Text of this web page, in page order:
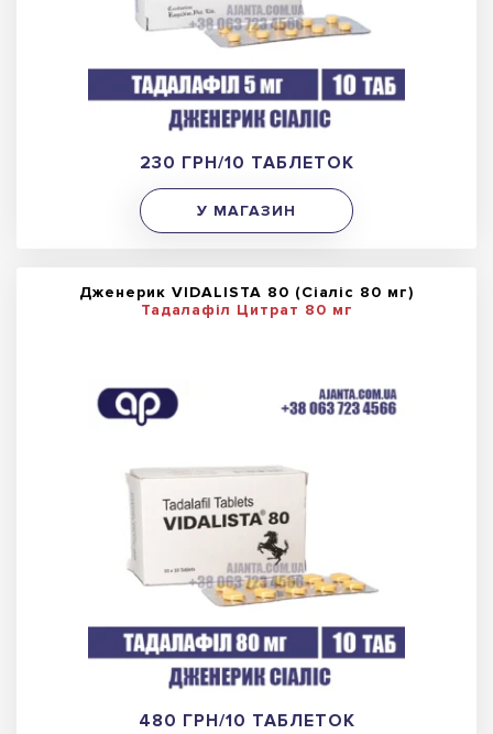
230 ГРН/10 ТАБЛЕТОК
У МАГАЗИН
Дженерик VIDALISTA 80 (Сіаліс 80 мг)
Тадалафіл Цитрат 80 мг
480 ГРН/10 ТАБЛЕТОК